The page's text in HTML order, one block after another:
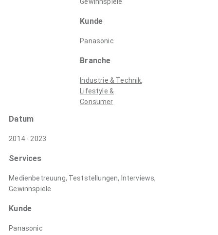
Kunde
Panasonic
Branche
Industrie & Technik,
Lifestyle &
Consumer
Datum
2014 - 2023
Services
Medienbetreuung, Teststellungen, Interviews,
Gewinnspiele
Kunde
Panasonic